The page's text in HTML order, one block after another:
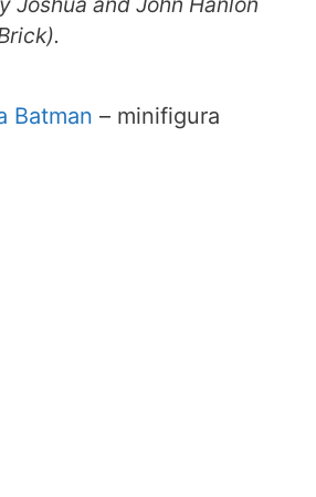
Batman – minifigura